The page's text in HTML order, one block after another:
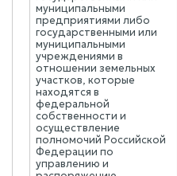
муниципальными
предприятиями либо
государственными или
муниципальными
учреждениями в
отношении земельных
участков, которые
находятся в
федеральной
собственности и
осуществление
полномочий Российской
Федерации по
управлению и